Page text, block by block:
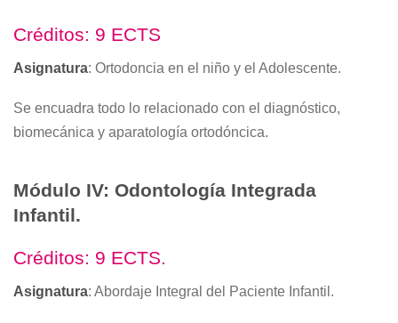
Créditos: 9 ECTS
Asignatura: Ortodoncia en el niño y el Adolescente.
Se encuadra todo lo relacionado con el diagnóstico,
biomecánica y aparatología ortodóncica.
Módulo IV: Odontología Integrada
Infantil.
Créditos: 9 ECTS.
Asignatura: Abordaje Integral del Paciente Infantil.